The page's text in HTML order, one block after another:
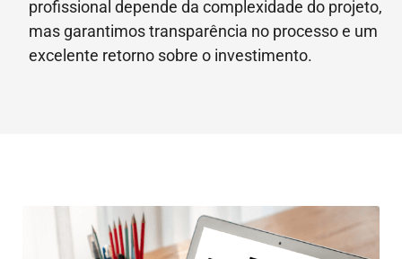
profissional depende da complexidade do projeto,
mas garantimos transparência no processo e um
excelente retorno sobre o investimento.